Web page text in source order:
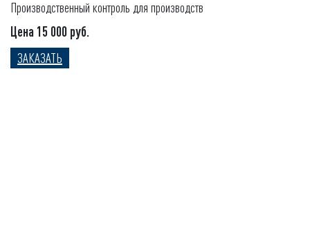
Производственный контроль для производств
Цена 15 000 руб.
ЗАКАЗАТЬ